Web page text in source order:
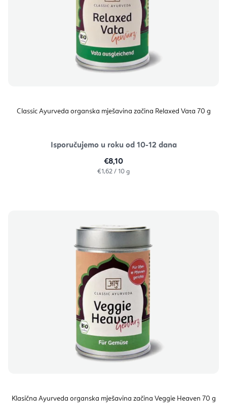
Classic Ayurveda organska mješavina začina Relaxed Vata 70 g
Isporučujemo u roku od 10-12 dana
€8,10
Izračunaj
€1,62 / 10 g
Klasična Ayurveda organska mješavina začina Veggie Heaven 70 g